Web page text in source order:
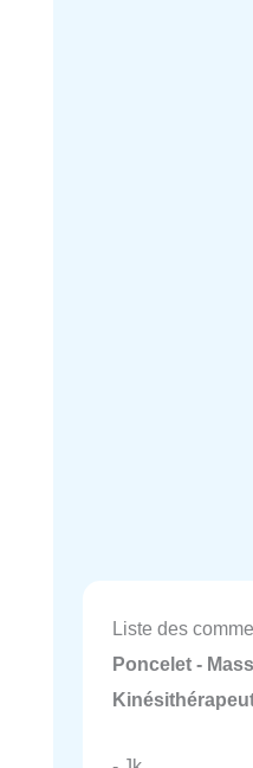
Liste des
Poncelet -